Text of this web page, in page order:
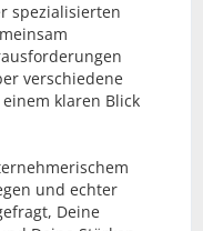
spezialisierten
verschiedene
klaren Blick
und echter
Deine